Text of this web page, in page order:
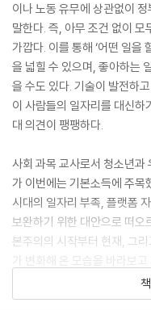
이나 노동 유무에 상관없이
말한다. 즉, 아무 조건 없이
가깝다. 이를 통해 ‘어떤 일을
을 넓힐 수 있으며, 좋아하는
을 수도 있다. 기술이 발전하
이 사람들의 일자리를 대신
대 의견이 팽팽하다.
사회 과목 교사로서 청소년과
가 이번에는 기본소득에 주목
시대의 일자리 부족, 플랫폼
보완하기 위한 대안으로 떠오
본주의의 시작부터 현재, 그
가 변화해 온 모습을 바라보